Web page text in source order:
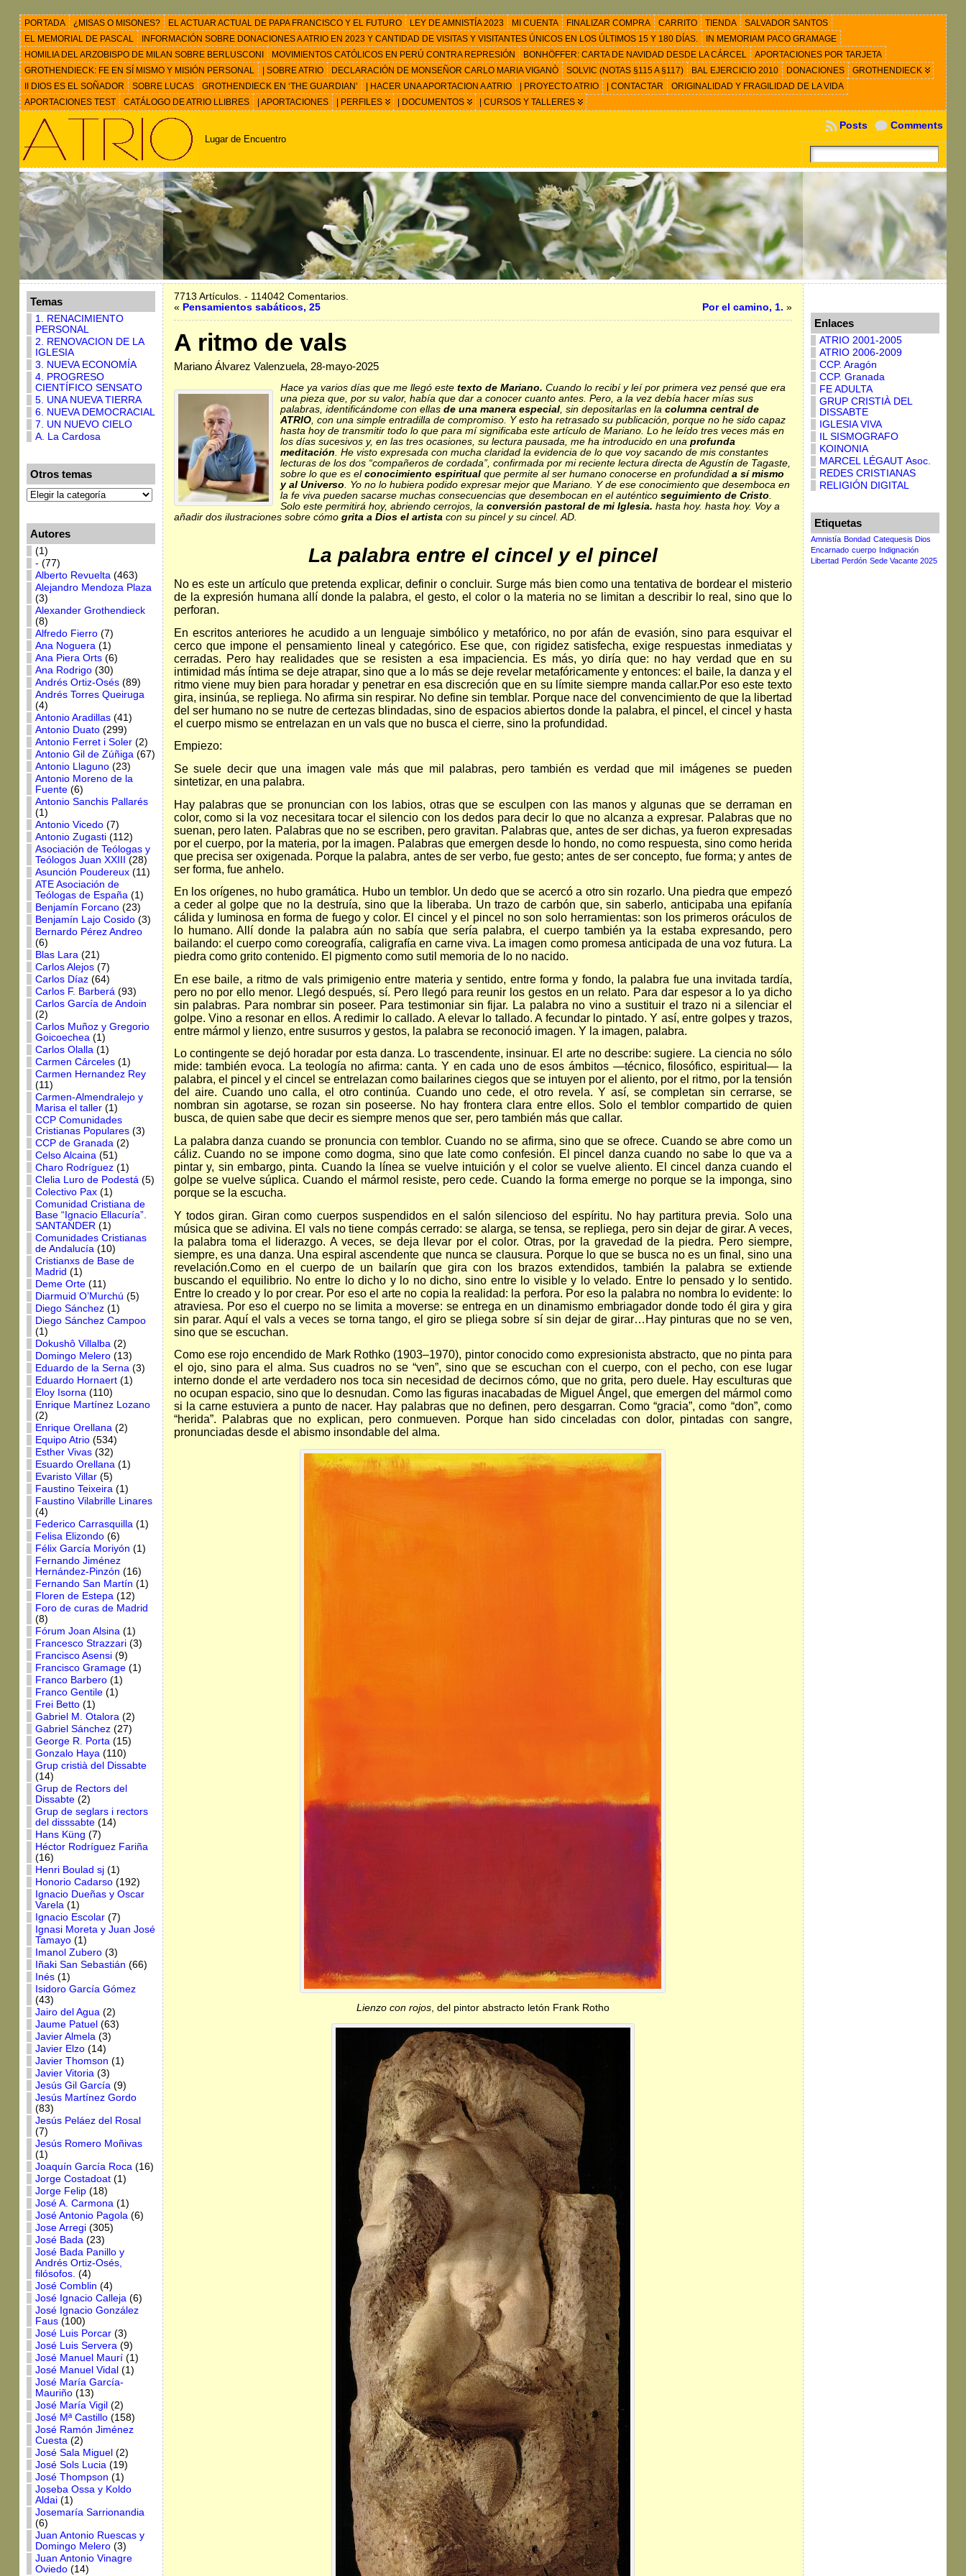
PORTADA ¿MISAS O MISONES? EL ACTUAR ACTUAL DE PAPA FRANCISCO Y EL FUTURO LEY DE AMNISTÍA 2023 MI CUENTA FINALIZAR COMPRA CARRITO TIENDA
SALVADOR SANTOS
EL MEMORIAL DE PASCAL
INFORMACIÓN SOBRE DONACIONES A ATRIO EN 2023 Y CANTIDAD DE VISITAS Y VISITANTES ÚNICOS EN LOS ÚLTIMOS 15 Y 180 DÍAS.
IN MEMORIAM PACO GRAMAGE
HOMILIA DEL ARZOBISPO DE MILAN SOBRE BERLUSCONI
MOVIMIENTOS CATÓLICOS EN PERÚ CONTRA REPRESIÓN BONHÖFFER: CARTA DE NAVIDAD DESDE LA CÁRCEL
APORTACIONES POR TARJETA
GROTHENDIECK: FE EN SÍ MISMO Y MISIÓN PERSONAL
| SOBRE ATRIO DECLARACIÓN DE MONSEÑOR CARLO MARIA VIGANÒ SOLVIC (NOTAS §115 A §117) BAL EJERCICIO 2010 DONACIONES
GROTHENDIECK
II DIOS ES EL SOÑADOR
SOBRE LUCAS GROTHENDIECK EN ‘THE GUARDIAN’ | HACER UNA APORTACION A ATRIO | PROYECTO ATRIO | CONTACTAR
ORIGINALIDAD Y FRAGILIDAD DE LA VIDA
APORTACIONES TEST
CATÁLOGO DE ATRIO LLIBRES | APORTACIONES | PERFILES | DOCUMENTOS | CURSOS Y TALLERES
Lugar de Encuentro
Comments
Posts
Temas
1. RENACIMIENTO
PERSONAL
2. RENOVACION DE LA
IGLESIA
3. NUEVA ECONOMÍA
4. PROGRESO
CIENTÍFICO SENSATO
5. UNA NUEVA TIERRA
6. NUEVA DEMOCRACIAL
7. UN NUEVO CIELO
A. La Cardosa
Otros temas
Autores
(1)
- (77)
Alberto Revuelta(463)
Alejandro Mendoza Plaza
(3)
Alexander Grothendieck
(8)
Alfredo Fierro(7)
Ana Noguera(1)
Ana Piera Orts(6)
Ana Rodrigo(30)
Andrés Ortiz-Osés(89)
Andrés Torres Queiruga
(4)
Antonio Aradillas(41)
Antonio Duato(299)
Antonio Ferret i Soler(2)
Antonio Gil de Zúñiga(67)
Antonio Llaguno(23)
Antonio Moreno de la
Fuente(6)
Antonio Sanchis Pallarés
(1)
Antonio Vicedo(7)
Antonio Zugasti(112)
Asociación de Teólogas y
Teólogos Juan XXIII
(28)
Asunción Poudereux(11)
ATE Asociación de
Teólogas de España(1)
Benjamín Forcano(23)
Benjamín Lajo Cosido(3)
Bernardo Pérez Andreo
(6)
Blas Lara(21)
Carlos Alejos(7)
Carlos Díaz(64)
Carlos F. Barberá(93)
Carlos García de Andoin
(2)
Carlos Muñoz y Gregorio
Goicoechea(1)
Carlos Olalla(1)
Carmen Cárceles(1)
Carmen Hernandez Rey
(11)
Carmen-Almendralejo y
Marisa el taller(1)
CCP Comunidades
Cristianas Populares(3)
CCP de Granada(2)
Celso Alcaina(51)
Charo Rodríguez(1)
Clelia Luro de Podestá(5)
Colectivo Pax(1)
Comunidad Cristiana de
Base “Ignacio Ellacuría”.
SANTANDER(1)
Comunidades Cristianas
de Andalucía(10)
Cristianxs de Base de
Madrid (1)
Deme Orte(11)
Diarmuid O’Murchú (5)
Diego Sánchez(1)
Diego Sánchez Campoo
(1)
Dokushô Villalba(2)
Domingo Melero(13)
Eduardo de la Serna(3)
Eduardo Hornaert(1)
Eloy Isorna(110)
Enrique Martínez Lozano
(2)
Enrique Orellana(2)
Equipo Atrio(534)
Esther Vivas(32)
Esuardo Orellana(1)
Evaristo Villar(5)
Faustino Teixeira(1)
Faustino Vilabrille Linares
(4)
Federico Carrasquilla(1)
Felisa Elizondo(6)
Félix García Moriyón (1)
Fernando Jiménez
Hernández-Pinzón (16)
Fernando San Martín (1)
Floren de Estepa(12)
Foro de curas de Madrid
(8)
Fórum Joan Alsina(1)
Francesco Strazzari(3)
Francisco Asensi(9)
Francisco Gramage(1)
Franco Barbero(1)
Franco Gentile(1)
Frei Betto(1)
Gabriel M. Otalora(2)
Gabriel Sánchez(27)
George R. Porta(15)
Gonzalo Haya(110)
Grup cristià del Dissabte
(14)
Grup de Rectors del
Dissabte(2)
Grup de seglars i rectors
del disssabte(14)
Hans Küng (7)
Héctor Rodríguez Fariña
(16)
Henri Boulad sj(1)
Honorio Cadarso(192)
Ignacio Dueñas y Oscar
Varela(1)
Ignacio Escolar(7)
Ignasi Moreta y Juan José
Tamayo(1)
Imanol Zubero(3)
Iñaki San Sebastián (66)
Inés(1)
Isidoro García Gómez
(43)
Jairo del Agua(2)
Jaume Patuel (63)
Javier Almela(3)
Javier Elzo(14)
Javier Thomson (1)
Javier Vitoria(3)
Jesús Gil García(9)
Jesús Martínez Gordo
(83)
Jesús Peláez del Rosal
(7)
Jesús Romero Moñivas
(1)
Joaquín García Roca(16)
Jorge Costadoat(1)
Jorge Felip(18)
José A. Carmona(1)
José Antonio Pagola(6)
Jose Arregi(305)
José Bada(23)
José Bada Panillo y
Andrés Ortiz-Osés,
filósofos. (4)
José Comblin (4)
José Ignacio Calleja(6)
José Ignacio González
Faus(100)
José Luis Porcar(3)
José Luis Servera(9)
José Manuel Maurí(1)
José Manuel Vidal (1)
José María García-
Mauriño(13)
José María Vigil (2)
José Mª Castillo(158)
José Ramón Jiménez
Cuesta(2)
José Sala Miguel (2)
José Sols Lucia(19)
José Thompson (1)
Joseba Ossa y Koldo
Aldai(1)
Josemaría Sarrionandia
(6)
Juan Antonio Ruescas y
Domingo Melero(3)
Juan Antonio Vinagre
Oviedo(14)
7713 Artículos. - 114042 Comentarios.
« Pensamientos sabáticos, 25 Por el camino, 1. »
A ritmo de vals
Mariano Álvarez Valenzuela, 28-mayo-2025
Hace ya varios días que me llegó este texto de Mariano. Cuando lo recibí y leí por primera vez pensé que era
una pieza que, por su valor, había que dar a conocer cuanto antes. Pero, a la vez debía hacer mías sus
palabras, identificándome con ellas de una manera especial, sin depositarlas en la columna central de
ATRIO, con una simple entradilla de compromiso. Y esto ha retrasado su publicación, porque no he sido capaz
hasta hoy de transmitir todo lo que para mí significaba este artículo de Mariano. Lo he leído tres veces más en
los días sucesivos y, en las tres ocasiones, su lectura pausada, me ha introducido en una profunda
meditación . He visto expresada con mucha claridad la evidencia de lo que voy sacando de mis constantes
lecturas de los dos “compañeros de cordada”, confirmada por mi reciente lectura directa de Agustín de Tagaste,
sobre lo que es el conocimiento espiritualque permite al ser humano conocerse en profundidad a sí mismo
y al Universo . Yo no lo hubiera podido expresar mejor que Mariano. Y de ese conocimiento que desemboca en
la fe viva pueden sacarse muchas consecuencias que desembocan en el auténtico seguimiento de Cristo
Solo este permitirá hoy, abriendo cerrojos, la conversión pastoral de mi Iglesia. hasta hoy. hasta hoy. Voy a
añadir dos ilustraciones sobre cómo grita a Dios el artista con su pincel y su cincel. AD.
La palabra entre el cincel y el pincel
No es este un artículo que pretenda explicar, definir o concluir. Surge más bien como una tentativa de bordear el misterio
de la expresión humana allí donde la palabra, el gesto, el color o la materia no se limitan a describir lo real, sino que lo
perforan.
En escritos anteriores he acudido a un lenguaje simbólico y metafórico, no por afán de evasión, sino para esquivar el
cerco que impone el pensamiento lineal y categórico. Ese que, con rigidez satisfecha, exige respuestas inmediatas y
cerradas. Pero hay realidades que se resisten a esa impaciencia. Es más, yo diría que: no hay verdad que en su
intimidad más íntima se deje atrapar, sino que a lo más se deje revelar metafóricamente y entonces: el baile, la danza y el
ritmo viene muy bien para horadar y penetrar en esa discreción que en su límite siempre manda callar.Por eso este texto
gira, insinúa, se repliega. No afirma sin respirar. No define sin temblar. Porque nace del convencimiento de que la libertad
del ser humano no se nutre de certezas blindadas, sino de espacios abiertos donde la palabra, el pincel, el cincel y hasta
el cuerpo mismo se entrelazan en un vals que no busca el cierre, sino la profundidad.
Empiezo:
Se suele decir que una imagen vale más que mil palabras, pero también es verdad que mil imágenes se pueden
sintetizar, en una palabra.
Hay palabras que se pronuncian con los labios, otras que se esculpen con las manos y algunas que se derraman en
color, como si la voz necesitara tocar el silencio con los dedos para decir lo que no alcanza a expresar. Palabras que no
suenan, pero laten. Palabras que no se escriben, pero gravitan. Palabras que, antes de ser dichas, ya fueron expresadas
por el cuerpo, por la materia, por la imagen. Palabras que emergen desde lo hondo, no como respuesta, sino como herida
que precisa ser oxigenada. Porque la palabra, antes de ser verbo, fue gesto; antes de ser concepto, fue forma; y antes de
ser forma, fue anhelo.
En los orígenes, no hubo gramática. Hubo un temblor. Un dedo que se acercó a otro sin rozarlo. Una piedra que empezó
a ceder al golpe que no la destruía, sino que la liberaba. Un trazo de carbón que, sin saberlo, anticipaba una epifanía
cálida y luminosa en forma de fuego y color. El cincel y el pincel no son solo herramientas: son los primeros oráculos de
lo humano. Allí donde la palabra aún no sabía que sería palabra, el cuerpo también ya la estaba expresando, pero
bailando: el cuerpo como coreografía, caligrafía en carne viva. La imagen como promesa anticipada de una voz futura. La
piedra como grito contenido. El pigmento como sutil memoria de lo no nacido.
En ese baile, a ritmo de vals primigenio entre materia y sentido, entre forma y fondo, la palabra fue una invitada tardía,
pero no por ello menor. Llegó después, sí. Pero llegó para reunir los gestos en un relato. Para dar espesor a lo ya dicho
sin palabras. Para nombrar sin poseer. Para testimoniar sin fijar. La palabra no vino a sustituir el trazo ni a silenciar el
golpe. Vino a resonar en ellos. A redimir lo callado. A elevar lo tallado. A fecundar lo pintado. Y así, entre golpes y trazos,
entre mármol y lienzo, entre susurros y gestos, la palabra se reconoció imagen. Y la imagen, palabra.
Lo contingente se dejó horadar por esta danza. Lo trascendente, insinuar. El arte no describe: sugiere. La ciencia no sólo
mide: también evoca. La teología no afirma: canta. Y en cada uno de esos ámbitos —técnico, filosófico, espiritual— la
palabra, el pincel y el cincel se entrelazan como bailarines ciegos que se intuyen por el aliento, por el ritmo, por la tensión
del aire. Cuando uno calla, el otro continúa. Cuando uno cede, el otro revela. Y así, se completan sin cerrarse, se
nombran sin agotarse, se rozan sin poseerse. No hay frontera clara entre ellos. Solo el temblor compartido de quien
busca, de quien sabe que decir es siempre menos que ser, pero también más que callar.
La palabra danza cuando se pronuncia con temblor. Cuando no se afirma, sino que se ofrece. Cuando se abre como un
cáliz. Cuando no se impone como dogma, sino que late como confesión. El pincel danza cuando no sabe lo que va a
pintar y, sin embargo, pinta. Cuando la línea se vuelve intuición y el color se vuelve aliento. El cincel danza cuando el
golpe se vuelve súplica. Cuando el mármol resiste, pero cede. Cuando la forma emerge no porque se la imponga, sino
porque se la escucha.
Y todos giran. Giran como cuerpos suspendidos en el salón silencioso del espíritu. No hay partitura previa. Solo una
música que se adivina. El vals no tiene compás cerrado: se alarga, se tensa, se repliega, pero sin dejar de girar. A veces,
la palabra toma el liderazgo. A veces, se deja llevar por el color. Otras, por la gravedad de la piedra. Pero siempre,
siempre, es una danza. Una espiral ascendente que nunca se clausura. Porque lo que se busca no es un final, sino una
revelación.Como en el cuerpo de un bailarín que gira con los brazos extendidos, también la palabra se extiende
buscando el equilibrio. No entre lo dicho y lo no dicho, sino entre lo visible y lo velado. Entre lo pensado y lo sentido.
Entre lo creado y lo por crear. Por eso el arte no copia la realidad: la perfora. Por eso la palabra no nombra lo evidente: lo
atraviesa. Por eso el cuerpo no se limita a moverse: se entrega en un dinamismo embriagador donde todo él gira y gira
sin parar. Aquí el vals a veces se torna tango, el giro se pliega sobre sí sin dejar de girar…Hay pinturas que no se ven,
sino que se escuchan.
Como ese rojo encendido de Mark Rothko (1903–1970), pintor conocido como expresionista abstracto, que no pinta para
el ojo, sino para el alma. Sus cuadros no se “ven”, sino que se escuchan con el cuerpo, con el pecho, con ese lugar
interno donde el arte verdadero nos toca sin necesidad de decirnos cómo, que no grita, pero duele. Hay esculturas que
no ocupan espacio, sino que lo desnudan. Como las figuras inacabadas de Miguel Ángel, que emergen del mármol como
si la carne estuviera a punto de nacer. Hay palabras que no definen, pero desgarran. Como “gracia”, como “don”, como
“herida”. Palabras que no explican, pero conmueven. Porque han sido cinceladas con dolor, pintadas con sangre,
pronunciadas desde el abismo insondable del alma.
Lienzo con rojos, del pintor abstracto letón Frank Rotho
Enlaces
ATRIO 2001-2005
ATRIO 2006-2009
CCP. Aragón
CCP. Granada
FE ADULTA
GRUP CRISTIÀ DEL
DISSABTE
IGLESIA VIVA
IL SISMOGRAFO
KOINONIA
MARCEL LÉGAUT Asoc.
REDES CRISTIANAS
RELIGIÓN DIGITAL
Etiquetas
Amnistía Bondad Catequesis Dios
Encarnado cuerpo Indignación
Libertad Perdón Sede Vacante 2025